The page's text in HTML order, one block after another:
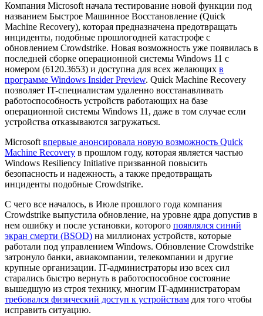
Компания Microsoft начала тестирование новой функции под
названием Быстрое Машинное Восстановление (Quick
Machine Recovery), которая предназначена предотвращать
инциденты, подобные прошлогодней катастрофе с
обновлением Crowdstrike. Новая возможность уже появилась в
последней сборке операционной системы Windows 11 с
номером (6120.3653) и доступна для всех желающих в
программе Windows Insider Preview. Quick Machine Recovery
позволяет IT-специалистам удаленно восстанавливать
работоспособность устройств работающих на базе
операционной системы Windows 11, даже в том случае если
устройства отказываются загружаться.
Microsoft впервые анонсировала новую возможность Quick
Machine Recovery в прошлом году, которая является частью
Windows Resiliency Initiative призванной повысить
безопасность и надежность, а также предотвращать
инциденты подобные Crowdstrike.
С чего все началось, в Июле прошлого года компания
Crowdstrike выпустила обновление, на уровне ядра допустив в
нем ошибку и после установки, которого появлялся синий
экран смерти (BSOD) на миллионах устройств, которые
работали под управлением Windows. Обновление Crowdstrike
затронуло банки, авиакомпании, телекомпании и другие
крупные организации. IT-администраторы изо всех сил
старались быстро вернуть в работоспособное состояние
вышедшую из строя технику, многим IT-администраторам
требовался физический доступ к устройствам для того чтобы
исправить ситуацию.